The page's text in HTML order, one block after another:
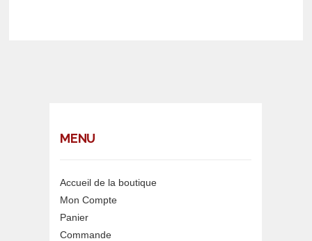
MENU
Accueil de la boutique
Mon Compte
Panier
Commande